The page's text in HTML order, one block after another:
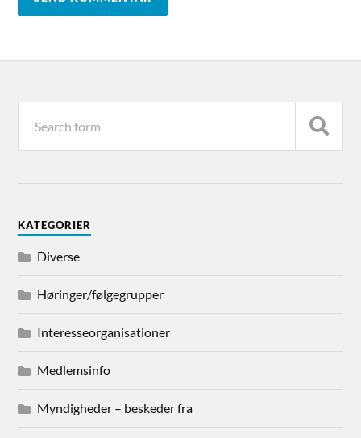
KATEGORIER
Diverse
Høringer/følgegrupper
Interesseorganisationer
Medlemsinfo
Myndigheder – beskeder fra